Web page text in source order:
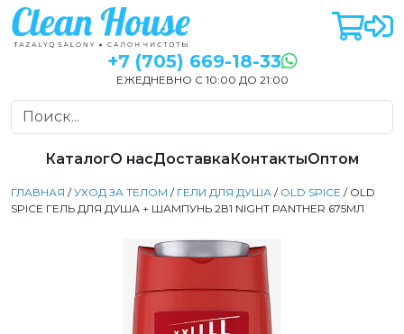
+7 (705) 669-18-33
ЕЖЕДНЕВНО С 10:00 ДО 21:00
КаталогО насДоставкаКонтактыОптом
ГЛАВНАЯ /УХОД ЗА ТЕЛОМ / ГЕЛИ ДЛЯ ДУША / OLD SPICE / OLD
SPICE ГЕЛЬ ДЛЯ ДУША + ШАМПУНЬ 2В1 NIGHT PANTHER 675МЛ